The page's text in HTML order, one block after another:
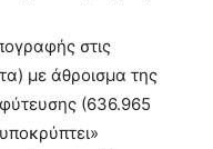
στις
με άθροισμα της
(636.965